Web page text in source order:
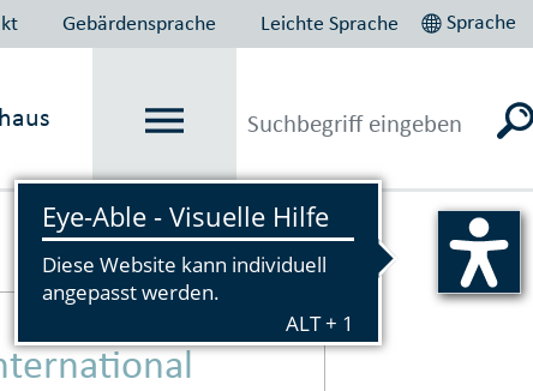
Gebärdensprache Leichte Sprache Sprache
Vorlesen